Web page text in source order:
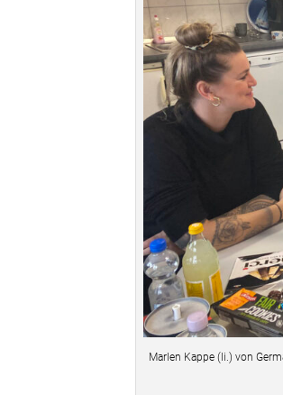
Marlen Kappe (li.) von